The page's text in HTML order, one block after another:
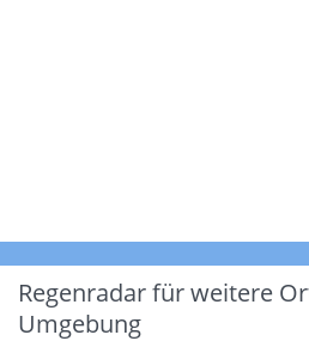
Regenradar für weitere
Umgebung